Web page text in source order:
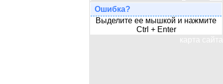
Ошибка?
Выделите ее мышкой и нажмите
Ctrl + Enter